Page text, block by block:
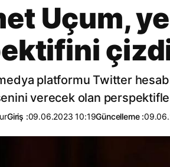
Uçum,
platformu Twitter
verecek olan
Giriş :09.06.2023 10:19Güncelleme :